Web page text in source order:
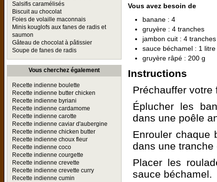
Salsifis caramélisés
Biscuit au chocolat
Foies de volaille maconnais
Minis kouglofs aux fanes de radis et
saumon
Gâteau de chocolat à pâtissier
Soupe de fanes de radis
Vous cherchez également
Recette indienne boulette
Recette indienne butter chicken
Recette indienne byriani
Recette indienne cardamome
Recette indienne carotte
Recette indienne caviar d'aubergine
Recette indienne chicken butter
Recette indienne choux fleur
Recette indienne coco
Recette indienne courgette
Recette indienne crevette
Recette indienne crevette curry
Recette indienne cumin
Vous avez besoin de
banane : 4
gruyère : 4 tranches
jambon cuit : 4 tranches
sauce béchamel : 1 litre
gruyère râpé : 200 g
Instructions
Préchauffer votre
Éplucher les
dans une poêle
Enrouler chaque
dans une
Placer les
sauce béchamel.